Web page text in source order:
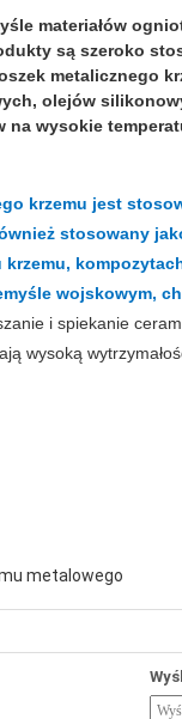
materiałów
są szeroko
metalicznego
olejów
wysokie
krzemu jest
stosowany
wojskowym,
i spiekanie
wysoką
metalowego